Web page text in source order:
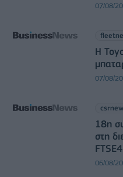
07/08/
Η
07/08/
18η
στη
06/08/